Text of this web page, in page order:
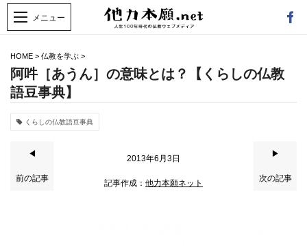
HOME > 仏教を学ぶ >
阿吽［あうん］の意味とは？【くらしの仏教
語豆事典】
くらしの仏教語豆事典
◀
前の記事
2013年6月3日
記事作成： 他力本願ネット
▶
次の記事